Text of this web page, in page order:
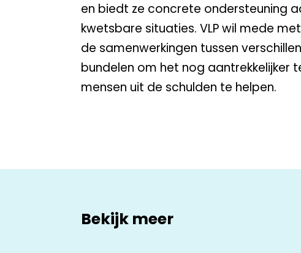
en biedt ze concrete ondersteuning
kwetsbare situaties. VLP wil mede
de samenwerkingen tussen
bundelen om het nog aantrekkelijker
mensen uit de schulden te helpen.
Bekijk meer